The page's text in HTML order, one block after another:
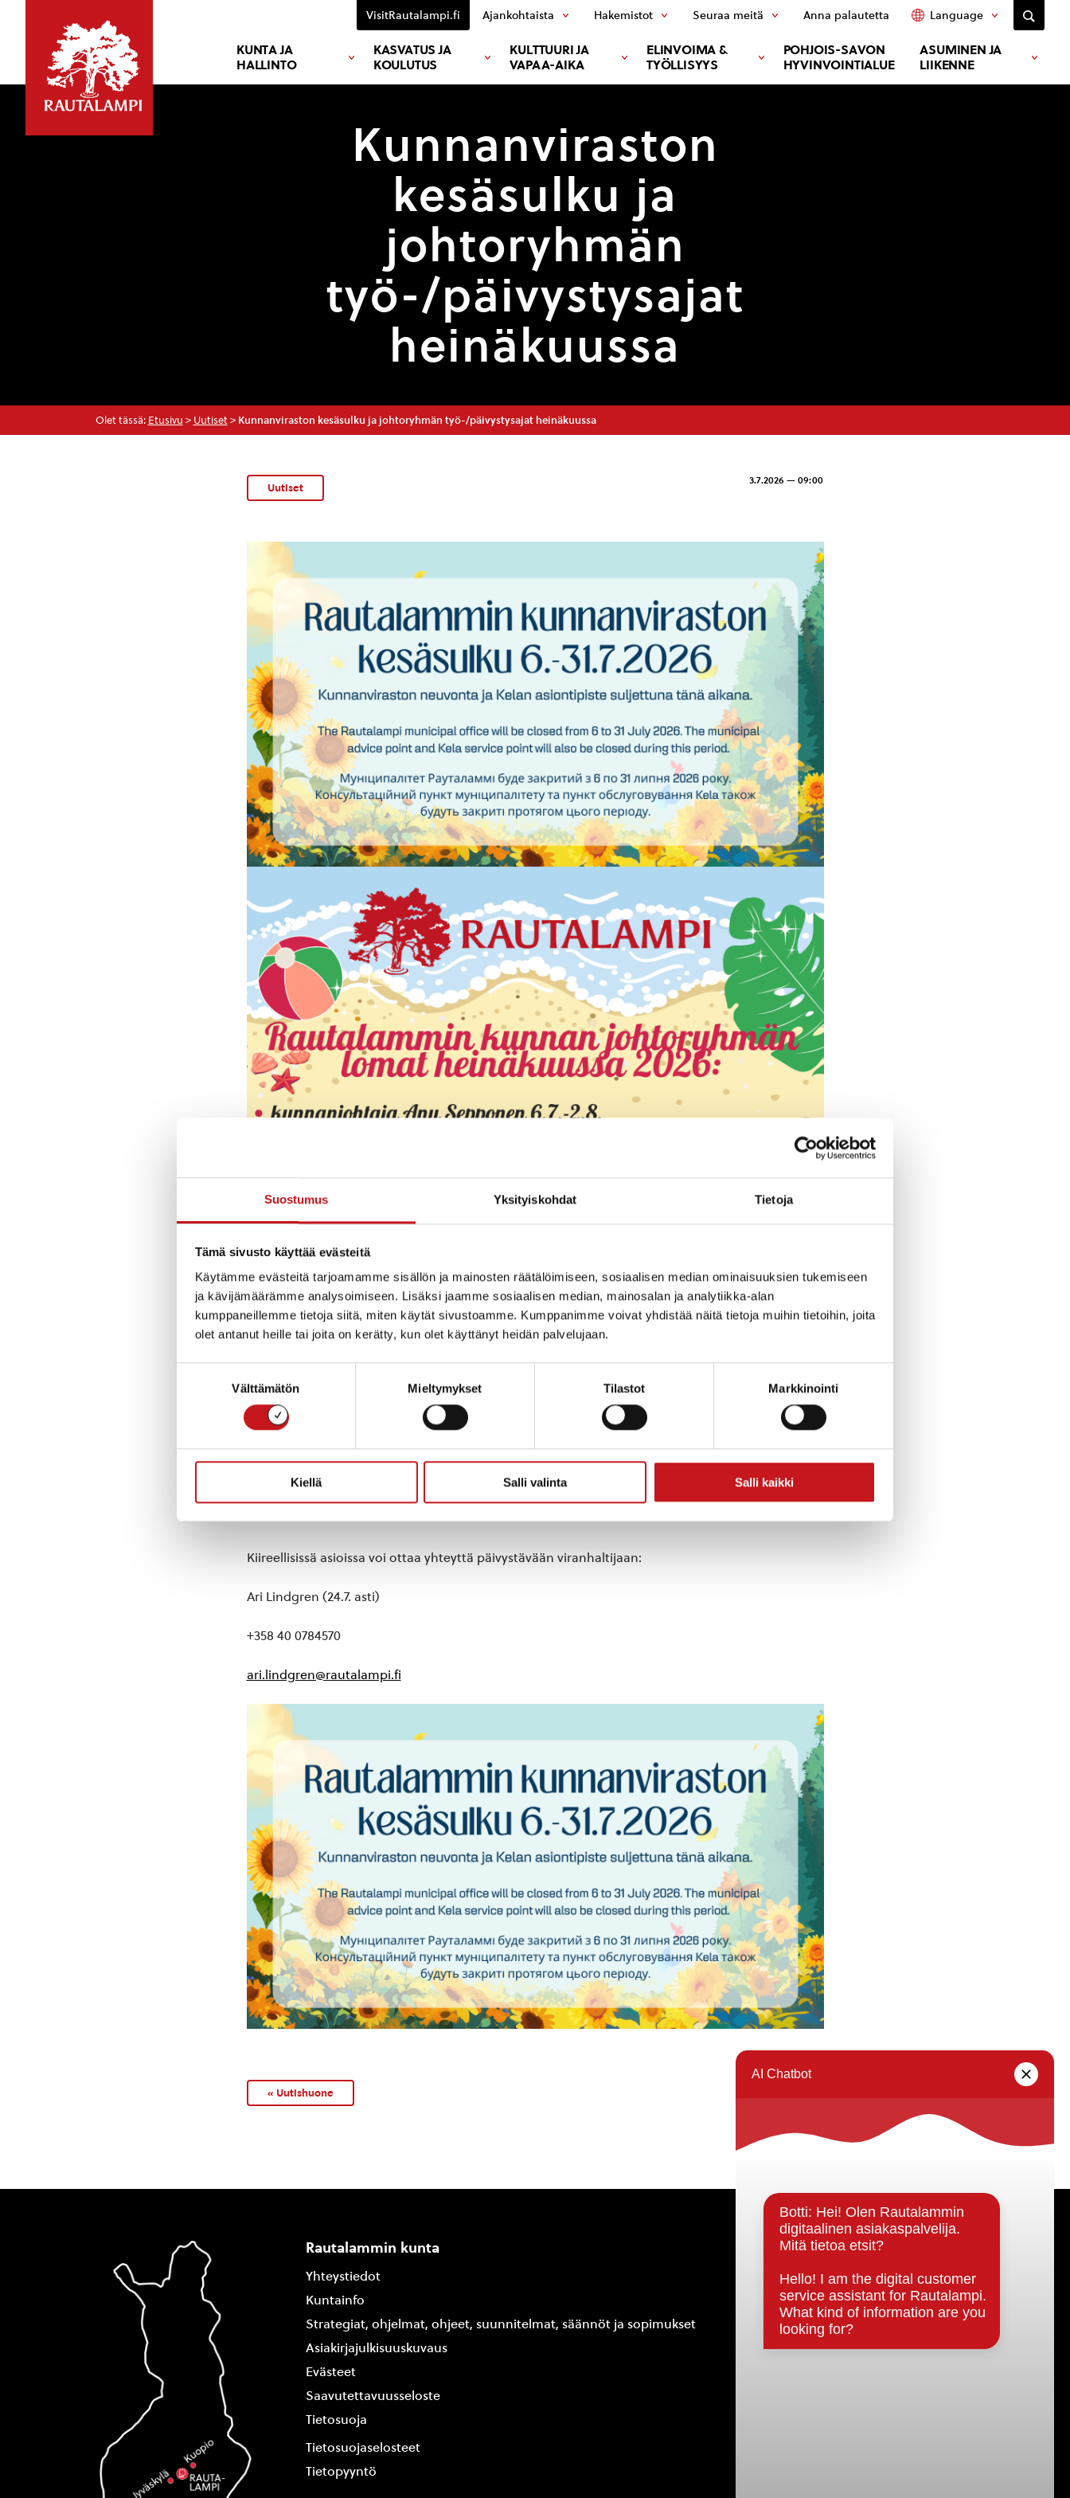
Suostumus Yksityiskohdat Tietoja
Tämä sivusto käyttää evästeitä
Käytämme evästeitä tarjoamamme sisällön ja mainosten räätälöimiseen, sosiaalisen median ominaisuuksien tukemiseen
ja kävijämäärämme analysoimiseen. Lisäksi jaamme sosiaalisen median, mainosalan ja analytiikka-alan
kumppaneillemme tietoja siitä, miten käytät sivustoamme. Kumppanimme voivat yhdistää näitä tietoja muihin tietoihin, joita
olet antanut heille tai joita on kerätty, kun olet käyttänyt heidän palvelujaan.
Välttämätön Mieltymykset Tilastot Markkinointi
Kiellä Salli valinta Salli kaikki
KUNTA JA
HALLINTO
KASVATUS JA
KOULUTUS
KULTTUURI JA
VAPAA-AIKA
ELINVOIMA &
TYÖLLISYYS
POHJOIS-SAVON
HYVINVOINTIALUE
ASUMINEN JA
LIIKENNE
VisitRautalampi.fi Ajankohtaista Hakemistot Seuraa meitä Anna palautetta Language
Kunnanviraston
kesäsulku ja
johtoryhmän
työ-/päivystysajat
heinäkuussa
Olet tässä: Etusivu > Uutiset> Kunnanviraston kesäsulku ja johtoryhmän työ-/päivystysajat heinäkuussa
Uutiset
3.7.2026 — 09:00
Heinäkuun lomat
Kunnanjohtaja lomalla 6.7.-2.8.
Tekninen johtaja lomalla 1.-5.7.2026
Kiireellisissä asioissa voi ottaa yhteyttä päivystävään viranhaltijaan:
Ari Lindgren (24.7. asti)
+358 40 0784570
ari.lindgren@rautalampi.fi
« Uutishuone
Rautalammin kunta
Yhteystiedot
Kuntainfo
Strategiat, ohjelmat, ohjeet, suunnitelmat, säännöt ja sopimukset
Asiakirjajulkisuuskuvaus
Evästeet
Saavutettavuusseloste
Tietosuoja
Tietosuojaselosteet
Tietopyyntö
Päätöksenteko ja lähidemokratia
Päätökset, esityslistat & pöytäkirjat
Hallinto
Kunnanhallitus
Kunnanvaltuusto